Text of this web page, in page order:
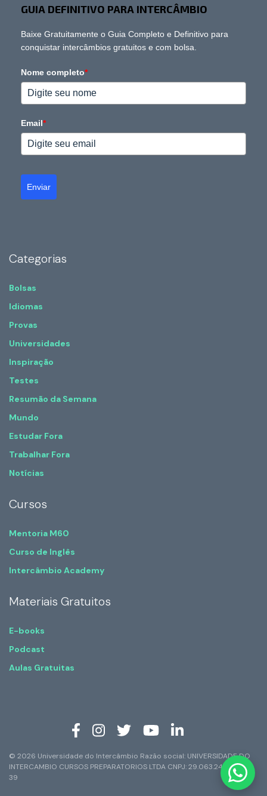
GUIA DEFINITIVO PARA INTERCÂMBIO
Baixe Gratuitamente o Guia Completo e Definitivo para
conquistar intercâmbios gratuitos e com bolsa.
Nome completo*
Email*
Enviar
Categorias
Bolsas
Idiomas
Provas
Universidades
Inspiração
Testes
Resumão da Semana
Mundo
Estudar Fora
Trabalhar Fora
Notícias
Cursos
Mentoria M60
Curso de Inglês
Intercâmbio Academy
Materiais Gratuitos
E-books
Podcast
Aulas Gratuitas
© 2026 Universidade do Intercâmbio Razão social: UNIVERSIDADE DO
INTERCAMBIO CURSOS PREPARATORIOS LTDA CNPJ: 29.063.247/0001-
39